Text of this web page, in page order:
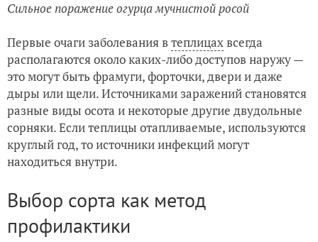
Сильное поражение огурца мучнистой росой
Первые очаги заболевания втеплицахвсегда
располагаются около каких-либо доступов наружу —
это могут быть фрамуги, форточки, двери и даже
дыры или щели. Источниками заражений становятся
разные виды осота и некоторые другие двудольные
сорняки. Если теплицы отапливаемые, используются
круглый год, то источники инфекций могут
находиться внутри.
Выбор сорта как метод
профилактики